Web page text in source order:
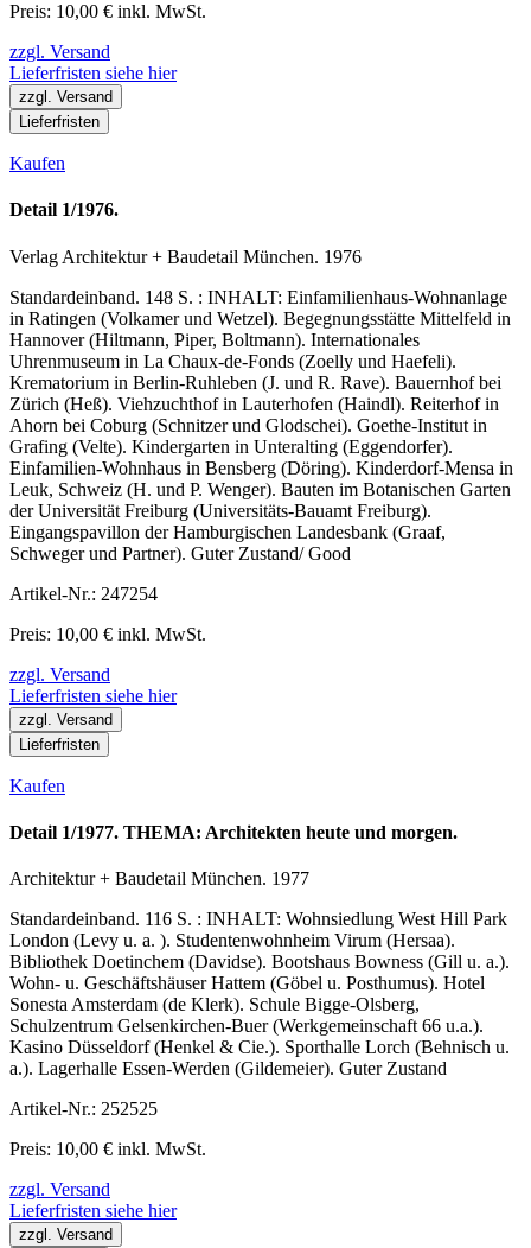
Preis: 10,00 € inkl. MwSt.
zzgl. Versand
Lieferfristen siehe hier
zzgl. Versand
Lieferfristen
Kaufen
Detail 1/1976.
Verlag Architektur + Baudetail München. 1976
Standardeinband. 148 S. : INHALT: Einfamilienhaus-Wohnanlage
in Ratingen (Volkamer und Wetzel). Begegnungsstätte Mittelfeld in
Hannover (Hiltmann, Piper, Boltmann). Internationales
Uhrenmuseum in La Chaux-de-Fonds (Zoelly und Haefeli).
Krematorium in Berlin-Ruhleben (J. und R. Rave). Bauernhof bei
Zürich (Heß). Viehzuchthof in Lauterhofen (Haindl). Reiterhof in
Ahorn bei Coburg (Schnitzer und Glodschei). Goethe-Institut in
Grafing (Velte). Kindergarten in Unteralting (Eggendorfer).
Einfamilien-Wohnhaus in Bensberg (Döring). Kinderdorf-Mensa in
Leuk, Schweiz (H. und P. Wenger). Bauten im Botanischen Garten
der Universität Freiburg (Universitäts-Bauamt Freiburg).
Eingangspavillon der Hamburgischen Landesbank (Graaf,
Schweger und Partner). Guter Zustand/ Good
Artikel-Nr.: 247254
Preis: 10,00 € inkl. MwSt.
zzgl. Versand
Lieferfristen siehe hier
zzgl. Versand
Lieferfristen
Kaufen
Detail 1/1977. THEMA: Architekten heute und morgen.
Architektur + Baudetail München. 1977
Standardeinband. 116 S. : INHALT: Wohnsiedlung West Hill Park
London (Levy u. a. ). Studentenwohnheim Virum (Hersaa).
Bibliothek Doetinchem (Davidse). Bootshaus Bowness (Gill u. a.).
Wohn- u. Geschäftshäuser Hattem (Göbel u. Posthumus). Hotel
Sonesta Amsterdam (de Klerk). Schule Bigge-Olsberg,
Schulzentrum Gelsenkirchen-Buer (Werkgemeinschaft 66 u.a.).
Kasino Düsseldorf (Henkel & Cie.). Sporthalle Lorch (Behnisch u.
a.). Lagerhalle Essen-Werden (Gildemeier). Guter Zustand
Artikel-Nr.: 252525
Preis: 10,00 € inkl. MwSt.
zzgl. Versand
Lieferfristen siehe hier
zzgl. Versand